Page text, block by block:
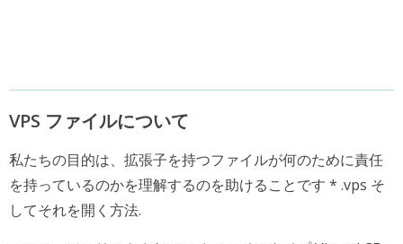
VPS ファイルについて
私たちの目的は、拡張子を持つファイルが何のために責任
を持っているのかを理解するのを助けることです * .vps そ
してそれを開く方法.